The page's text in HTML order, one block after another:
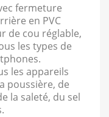
fermeture
en PVC
de cou réglable,
les types de
les appareils
poussière, de
la saleté, du sel